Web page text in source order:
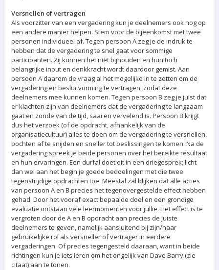
Versnellen of vertragen
Als voorzitter van een vergadering kun je deelnemers ook nog op
een andere manier helpen. Stem voor de bijeenkomst met twee
personen individueel af. Tegen persoon A zeg je de indruk te
hebben dat de vergadering te snel gaat voor sommige
participanten. Zij kunnen het niet bijhouden en hun toch
belangrijke input en denkkracht wordt daardoor gemist. Aan
persoon A daarom de vraag al het mogelijke in te zetten om de
vergadering en besluitvorming te vertragen, zodat deze
deelnemers mee kunnen komen. Tegen persoon B zeg je juist dat
er klachten zijn van deelnemers dat de vergadering te langzaam
gaat en zonde van de tijd, saai en vervelend is. Persoon B krijgt
dus het verzoek (of de opdracht, afhankelijk van de
organisatiecultuur) alles te doen om de vergadering te versnellen,
bochten af te snijden en sneller tot beslissingen te komen. Na de
vergadering spreek je beide personen over het bereikte resultaat
en hun ervaringen. Een durfal doet dit in een driegesprek; licht
dan wel aan het begin je goede bedoelingen met die twee
tegenstrijdige opdrachten toe. Meestal zal blijken dat alle acties
van persoon A en B precies het tegenovergestelde effect hebben
gehad. Door het vooraf exact bepaalde doel en een grondige
evaluatie ontstaan vele leermomenten voor jullie. Het effect is te
vergroten door de A en B opdracht aan precies de juiste
deelnemers te geven, namelijk aansluitend bij zijn/haar
gebruikelijke rol als versneller of vertrager in eerdere
vergaderingen. Of precies tegengesteld daaraan, want in beide
richtingen kun je iets leren om het ongelijk van Dave Barry (zie
citaat) aan te tonen.